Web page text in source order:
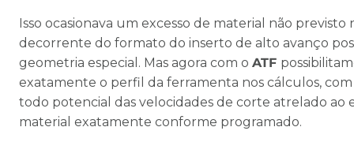
Isso ocasionava um excesso de material não previsto
decorrente do formato do inserto de alto avanço
geometria especial. Mas agora com o ATF
exatamente o perfil da ferramenta nos cálculos, com
todo potencial das velocidades de corte atrelado ao
material exatamente conforme programado.